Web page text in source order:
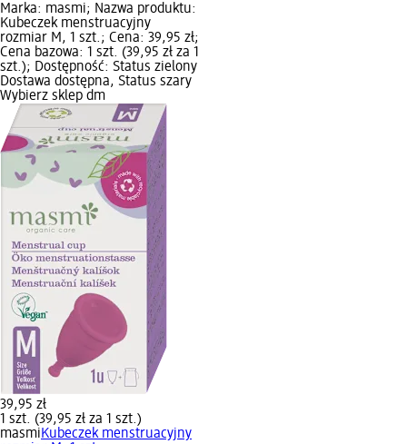
Marka: masmi; Nazwa produktu:
Kubeczek menstruacyjny
rozmiar M, 1 szt.; Cena: 39,95 zł;
Cena bazowa: 1 szt. (39,95 zł za 1
szt.); Dostępność: Status zielony
Dostawa dostępna, Status szary
Wybierz sklep dm
39,95 zł
1 szt. (39,95 zł za 1 szt.)
masmiKubeczek menstruacyjny